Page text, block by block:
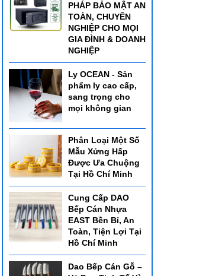
PHÁP BẢO MẬT AN
TOÀN, CHUYÊN
NGHIỆP CHO MỌI
GIA ĐÌNH & DOANH
NGHIỆP
Ly OCEAN - Sản
phẩm ly cao cấp,
sang trọng cho
mọi không gian
Phân Loại Một Số
Mẫu Xửng Hấp
Được Ưa Chuộng
Tại Hồ Chí Minh
Cung Cấp DAO
Bếp Cán Nhựa
EAST Bền Bỉ, An
Toàn, Tiện Lợi Tại
Hồ Chí Minh
Dao Bếp Cán Gỗ –